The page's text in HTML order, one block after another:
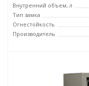
Внутренний объем, л
Тип замка
Огнестойкость
Производитель